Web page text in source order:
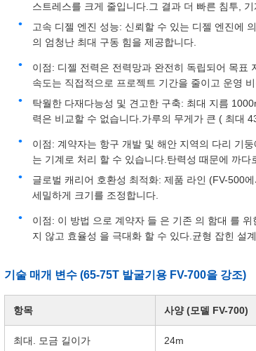
스트레스를 크게 줄입니다.그 결과 더 빠른 침투,
고속 디젤 엔진 성능: 신뢰할 수 있는 디젤 엔진에
의 엄청난 최대 구동 힘을 제공합니다.
이점: 디젤 전력은 전력망과 완전히 독립되어 목표
속도는 직접적으로 프로젝트 기간을 줄이고 운영
탁월한 다재다능성 및 견고한 구축: 최대 지름
력은 비교할 수 없습니다.가루의 무게가 큰 ( 최대
이점: 계약자는 항구 개발 및 해안 지역의 다리 기
는 기계로 처리 할 수 있습니다.탄력성 때문에 까다
글로벌 캐리어 호환성 최적화: 제품 라인 (FV-500
세밀하게 크기를 조정합니다.
이점: 이 방법 으로 계약자 들 은 기존 의 함대 를
지 않고 효율성 을 극대화 할 수 있다.균형 잡힌 설
기술 매개 변수 (65-75T 발굴기용 FV-700을 강조)
항목 사양 (모델 FV-700)
최대. 모금 길이가 24m